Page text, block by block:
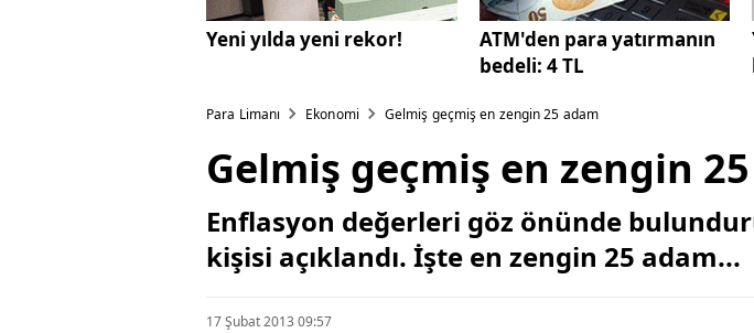
Yeni yılda yeni rekor!
ATM'den para yatırmanın
bedeli: 4 TL
Para Limanı Ekonomi Gelmiş geçmiş en zengin 25 adam
Gelmiş geçmiş en zengin
Enflasyon değerleri göz önünde
kişisi açıklandı. İşte en zengin 25 adam...
17 Şubat 2013 09:57